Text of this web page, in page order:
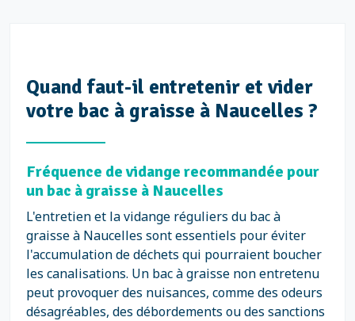
Quand faut-il entretenir et vider
votre bac à graisse à Naucelles ?
Fréquence de vidange recommandée pour
un bac à graisse à Naucelles
L'entretien et la vidange réguliers du bac à
graisse à Naucelles sont essentiels pour éviter
l'accumulation de déchets qui pourraient boucher
les canalisations. Un bac à graisse non entretenu
peut provoquer des nuisances, comme des odeurs
désagréables, des débordements ou des sanctions